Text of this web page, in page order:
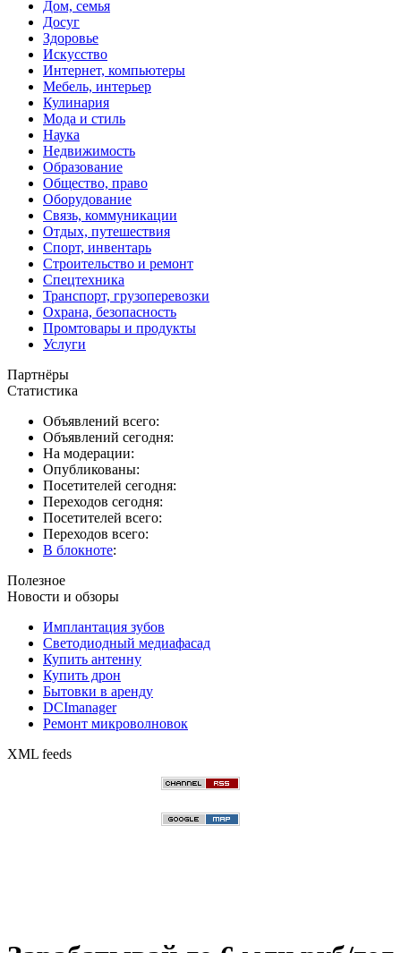
Дом, семья
Досуг
Здоровье
Искусство
Интернет, компьютеры
Мебель, интерьер
Кулинария
Мода и стиль
Наука
Недвижимость
Образование
Общество, право
Оборудование
Связь, коммуникации
Отдых, путешествия
Спорт, инвентарь
Строительство и ремонт
Спецтехника
Транспорт, грузоперевозки
Охрана, безопасность
Промтовары и продукты
Услуги
Партнёры
Статистика
Объявлений всего:
Объявлений сегодня:
На модерации:
Опубликованы:
Посетителей сегодня:
Переходов сегодня:
Посетителей всего:
Переходов всего:
В блокноте:
Полезное
Новости и обзоры
Имплантация зубов
Светодиодный медиафасад
Купить антенну
Купить дрон
Бытовки в аренду
DCImanager
Ремонт микроволновок
XML feeds